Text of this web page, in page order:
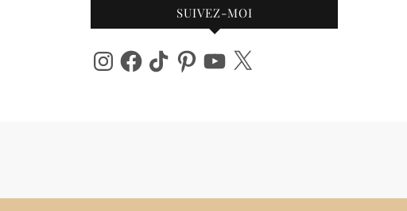
SUIVEZ-MOI
InstagramFacebook
TikTok PinterestYouTube
X